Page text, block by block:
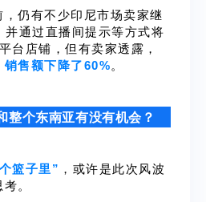
仍有不少印尼市场卖家继
通过直播间提示等方式将
台店铺，但有卖家透露，
销售额下降了60%。
整个东南亚有没有机会？
篮子里” ，或许是此次风波
。